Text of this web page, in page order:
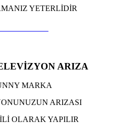
YETERLİDİR
ARIZA
MARKA
ARIZASI
OLARAK YAPILIR